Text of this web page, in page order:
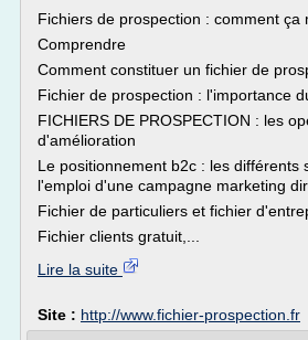
Fichiers de prospection : comment ça
Comprendre
Comment constituer un fichier de
Fichier de prospection : l'importance
FICHIERS DE PROSPECTION : les
d'amélioration
Le positionnement b2c : les différents
l'emploi d'une campagne marketing
Fichier de particuliers et fichier
Fichier clients gratuit,...
Lire la suite
Site : http://www.fichier-prospection.fr